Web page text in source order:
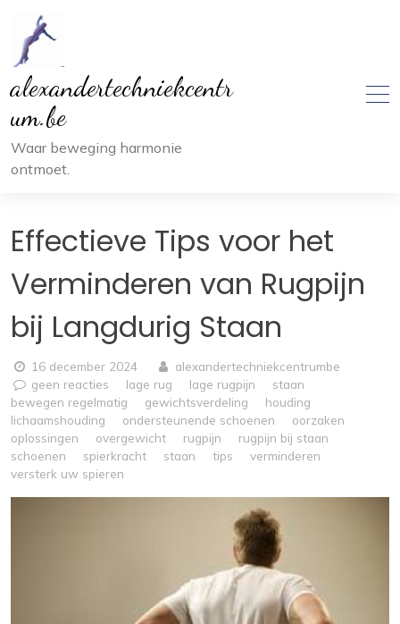
inhoud
alexandertechniekcentr
um.be
Waar beweging harmonie
ontmoet.
Effectieve Tips voor het
Verminderen van Rugpijn
bij Langdurig Staan
16 december 2024
alexandertechniekcentrumbe
geen reacties
lage rug lage rugpijn
staan
bewegen regelmatig
gewichtsverdeling
houding
lichaamshouding
ondersteunende schoenen
oorzaken
oplossingen
overgewicht rugpijn
rugpijn bij staan
schoenen
spierkracht staan tips
verminderen
versterk uw spieren